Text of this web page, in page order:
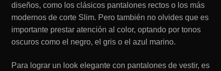
diseños, como los clásicos pantalones rectos o los más
modernos de corte Slim. Pero también no olvides que es
importante prestar atención al color, optando por tonos
oscuros como el negro, el gris o el azul marino.
Para lograr un look elegante con pantalones de vestir, es